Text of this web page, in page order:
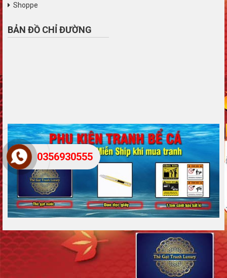
Shoppe
BẢN ĐỒ CHỈ ĐƯỜNG
0356930555